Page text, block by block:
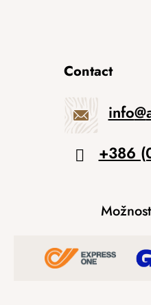
Contact
info@
+386